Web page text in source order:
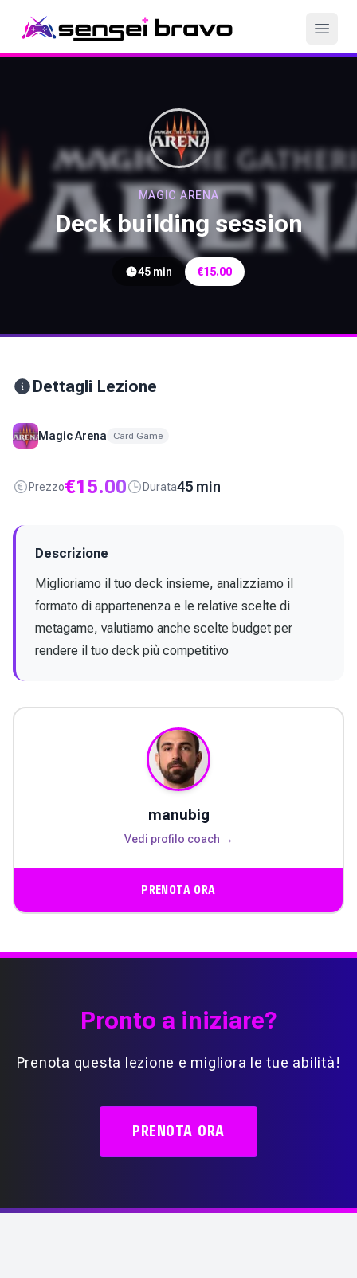
Coach
Come funziona
Login
MAGIC ARENA
Deck building session
45 min €15.00
Dettagli Lezione
Magic Arena Card Game
Prezzo€15.00 Durata45 min
Descrizione
Miglioriamo il tuo deck insieme, analizziamo il
formato di appartenenza e le relative scelte di
metagame, valutiamo anche scelte budget per
rendere il tuo deck più competitivo
manubig
Vedi profilo coach →
PRENOTA ORA
Pronto a iniziare?
Prenota questa lezione e migliora le tue abilità!
PRENOTA ORA